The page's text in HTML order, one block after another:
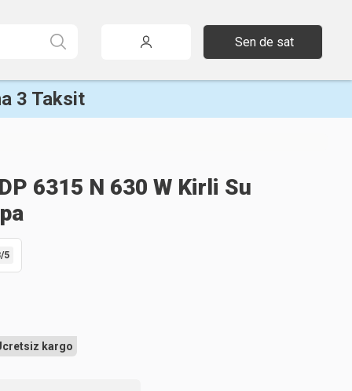
Sen de sat
3 Taksit
6315 N 630 W Kirli Su
/5
kargo